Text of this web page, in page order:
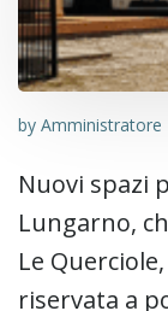
by Amministratore
Nuovi spazi
Lungarno,
Le
riservata a